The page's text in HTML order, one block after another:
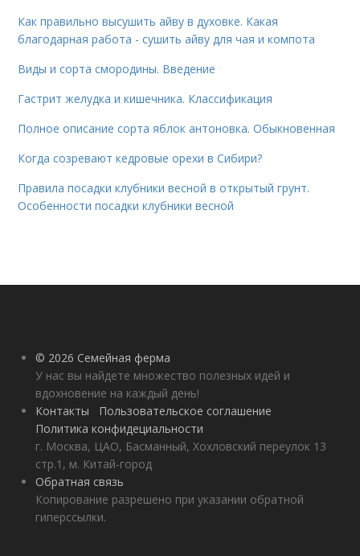
Как правильно высушить айву в духовке. Какая
благодарная работа - сушить айву для чая и компота
Виды и сорта смородины. Введение
Гастрит желудка и кишечника. Классификация
Полное описание сорта яблок антоновка. Обыкновенная
Когда созревают кедровые орехи в Сибири?
Правила посадки клубники весной в открытый грунт.
Особенности посадки клубники весной
© 2026 Семейная ферма
У нас вы найдете множество полезных идей и
вдохновение на каждый день!
Контакты
Пользовательское соглашение
Политика конфидециальности
г. Москва, ЦАО, Басманный, Хохловский переулок 13
стр.1, м. Китай-город
Обратная связь
Копирование разрешено при указании обратной
гиперссылки.